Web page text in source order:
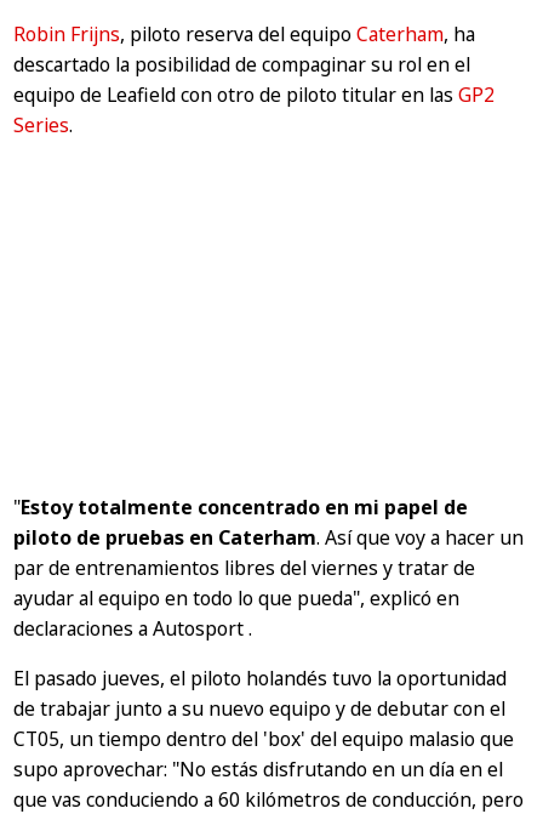
Robin Frijns, piloto reserva del equipoCaterham, ha
descartado la posibilidad de compaginar su rol en el
equipo de Leafield con otro de piloto titular en lasGP2
Series.
"Estoy totalmente concentrado en mi papel de
piloto de pruebas en Caterham. Así que voy a hacer un
par de entrenamientos libres del viernes y tratar de
ayudar al equipo en todo lo que pueda", explicó en
declaraciones aAutosport.
El pasado jueves, el piloto holandés tuvo la oportunidad
de trabajar junto a su nuevo equipo y de debutar con el
CT05, un tiempo dentro del 'box' del equipo malasio que
supo aprovechar: "No estás disfrutando en un día en el
que vas conduciendo a 60 kilómetros de conducción, pero